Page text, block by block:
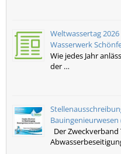
Weltwassertag
Wasserwerk
Wie jedes Jahr
der …
Der